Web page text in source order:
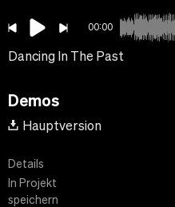
00:00
Dancing In The Past
Demos
Hauptversion
Details
In Projekt
speichern